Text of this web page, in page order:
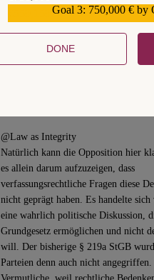
Reply
@Law as Integrity
Natürlich kann die Opposition hier
es allein darum aufzuzeigen, dass
verfassungsrechtliche Fragen diese
nicht geprägt haben. Es handelte
eine wahrlich politische Diskussion,
Grundgesetz ermöglichen und nicht
will. Der bisherige § 219a StGB
Parteien denn auch nicht angegriffen.
Goal 3: 750,000 € by
DONE